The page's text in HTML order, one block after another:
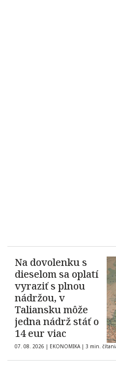
Na dovolenku s
dieselom sa oplatí
vyraziť s plnou
nádržou, v
Taliansku môže
jedna nádrž stáť o
14 eur viac
07. 08. 2026 | EKONOMIKA | 3 min.